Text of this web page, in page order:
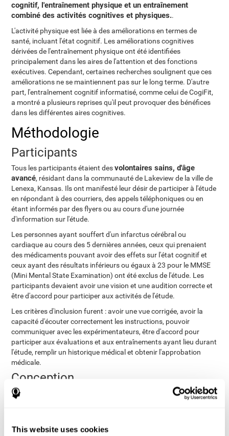
This website uses cookies
cognitif, l'entraînement physique et un entraînement
combiné des activités cognitives et physiques..
L'activité physique est liée à des améliorations en termes de
santé, incluant l'état cognitif. Les améliorations cognitives
dérivées de l'entraînement physique ont été identifiées
principalement dans les aires de l'attention et des fonctions
exécutives. Cependant, certaines recherches soulignent que ces
améliorations ne se maintiennent pas sur le long terme. D'autre
part, l'entraînement cognitif informatisé, comme celui de CogiFit,
a montré a plusieurs reprises qu'il peut provoquer des bénéfices
dans les différentes aires cognitives.
Méthodologie
Participants
Tous les participants étaient desvolontaires sains, d'âge
avancé, résidant dans la communauté de Lakeview de la ville de
Lenexa, Kansas. Ils ont manifesté leur désir de participer à l'étude
en répondant à des courriers, des appels téléphoniques ou en
étant informés par des flyers ou au cours d'une journée
d'information sur l'étude.
Les personnes ayant souffert d'un infarctus cérébral ou
cardiaque au cours des 5 dernières années, ceux qui prenaient
des médicaments pouvant avoir des effets sur l'état cognitif et
ceux ayant des résultats inférieurs ou égaux à 23 pour le MMSE
(Mini Mental State Examination) ont été exclus de l'étude. Les
participants devaient avoir une vision et une audition correcte et
être d'accord pour participer aux activités de l'étude.
Les critères d'inclusion furent : avoir une vue corrigée, avoir la
capacité d'écouter correctement les instructions, pouvoir
communiquer avec les expérimentateurs, être d'accord pour
participer aux évaluations et aux entraînements ayant lieu durant
l'étude, remplir un historique médical et obtenir l'approbation
médicale.
Conception
À travers une
conception conçue de façon aléatoire et
contrôlée de quatre groupes (cognitif, physique, combiné et
entraînements pour améliorer l'état cognitif des personnes âgées